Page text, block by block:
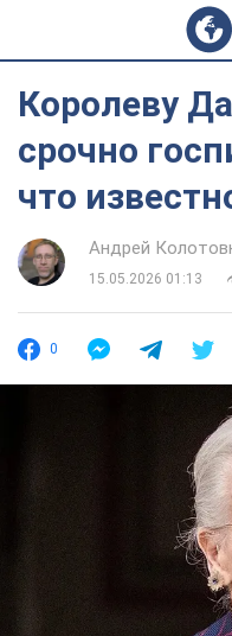
Королеву
срочно
что
Андрей
15.05.2026 01:13
0